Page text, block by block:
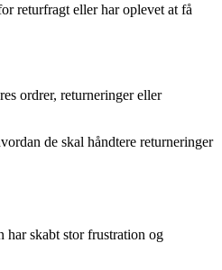
returfragt eller har oplevet at få
ordrer, returneringer eller
de skal håndtere returneringer
har skabt stor frustration og